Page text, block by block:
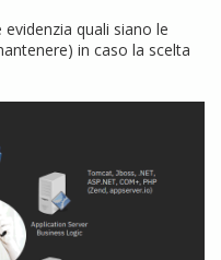
quali siano le
in caso la scelta